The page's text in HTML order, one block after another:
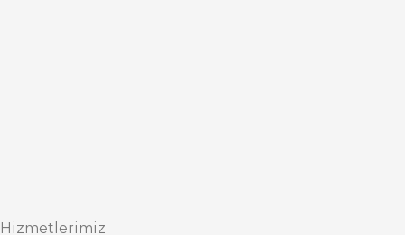
Hizmetlerimiz